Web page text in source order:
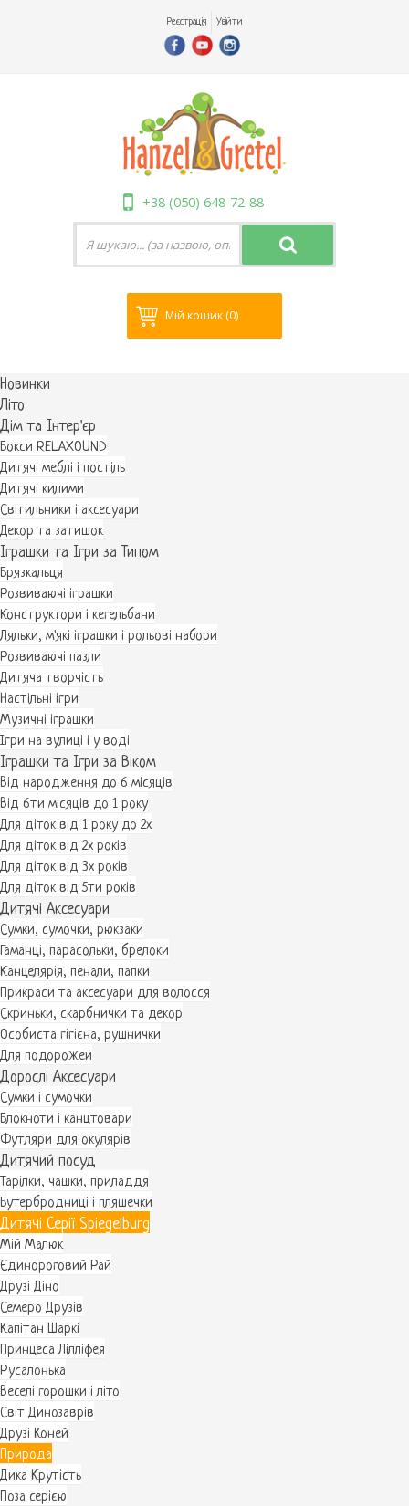
Реєстрація Увійти
+38 (050) 648-72-88
Мій кошик (0)
Новинки
Літо
Дім та Інтер'єр
Бокси RELAXOUND
Дитячі меблі і постіль
Дитячі килими
Світильники і аксесуари
Декор та затишок
Іграшки та Ігри за Типом
Брязкальця
Розвиваючі іграшки
Конструктори і кегельбани
Ляльки, м'які іграшки і рольові набори
Розвиваючі пазли
Дитяча творчість
Настільні ігри
Музичні іграшки
Ігри на вулиці і у воді
Іграшки та Ігри за Віком
Від народження до 6 місяців
Від 6ти місяців до 1 року
Для діток від 1 року до 2х
Для діток від 2х років
Для діток від 3х років
Для діток від 5ти років
Дитячі Аксесуари
Сумки, сумочки, рюкзаки
Гаманці, парасольки, брелоки
Канцелярія, пенали, папки
Прикраси та аксесуари для волосся
Скриньки, скарбнички та декор
Особиста гігієна, рушнички
Для подорожей
Дорослі Аксесуари
Сумки і сумочки
Блокноти і канцтовари
Футляри для окулярів
Дитячий посуд
Тарілки, чашки, приладдя
Бутербродниці і пляшечки
Дитячі Серії Spiegelburg
Мій Малюк
Єдинороговий Рай
Друзі Діно
Семеро Друзів
Капітан Шаркі
Принцеса Лілліфея
Русалонька
Веселі горошки і літо
Світ Динозаврів
Друзі Коней
Природа
Дика Крутість
Поза серією